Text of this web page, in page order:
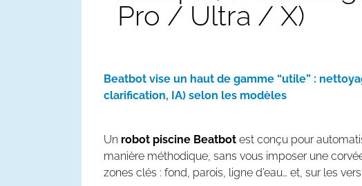
Pro / Ultra / X)
Beatbot vise un haut de gamme “utile” :
clarification, IA) selon les modèles
Un robot piscine Beatbot est conçu pour
manière méthodique, sans vous imposer une
zones clés : fond, parois, ligne d’eau… et, sur les